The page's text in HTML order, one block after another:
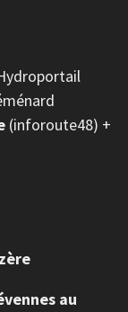
(inforoute48) +
au